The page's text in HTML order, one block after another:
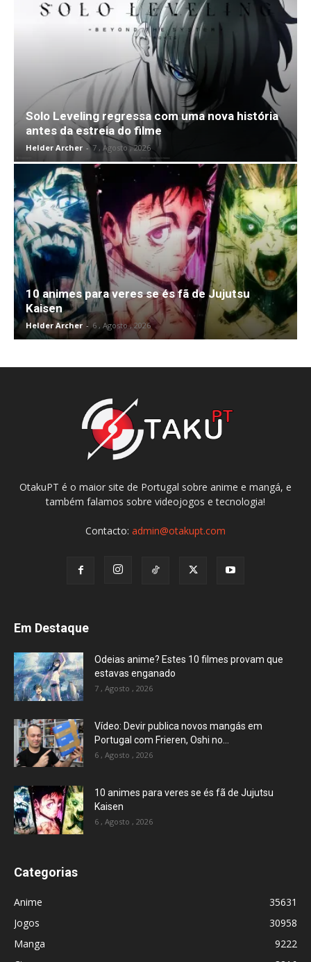
Solo Leveling regressa com uma nova história
antes da estreia do filme
Helder Archer - 7 , Agosto , 2026
10 animes para veres se és fã de Jujutsu
Kaisen
Helder Archer - 6 , Agosto , 2026
OtakuPT é o maior site de Portugal sobre anime e mangá, e
também falamos sobre videojogos e tecnologia!
Contacto: admin@otakupt.com
Em Destaque
Odeias anime? Estes 10 filmes provam que
estavas enganado
7 , Agosto , 2026
Vídeo: Devir publica novos mangás em
Portugal com Frieren, Oshi no...
6 , Agosto , 2026
10 animes para veres se és fã de Jujutsu
Kaisen
6 , Agosto , 2026
Categorias
Anime
35631
Jogos
30958
Manga
9222